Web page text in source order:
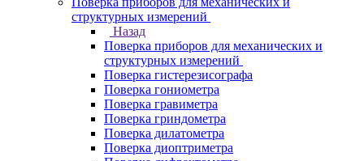
структурных измерений
Назад
Поверка приборов для механических и
структурных измерений
Поверка гистерезисографа
Поверка гониометра
Поверка гравиметра
Поверка гриндометра
Поверка дилатометра
Поверка диоптриметра